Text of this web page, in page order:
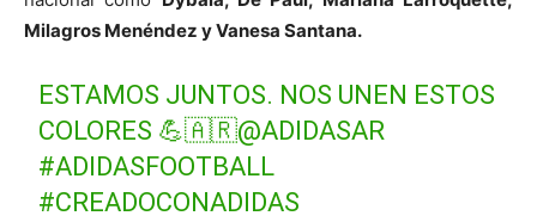
Milagros Menéndez y Vanesa Santana.
ESTAMOS JUNTOS. NOS UNEN ESTOS
COLORES 💪🇦🇷@ADIDASAR
#ADIDASFOOTBALL
#CREADOCONADIDAS